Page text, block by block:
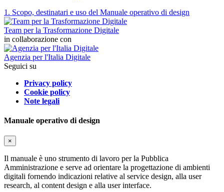
1. Scopo, destinatari e uso del Manuale operativo di design
Team per la Trasformazione Digitale
in collaborazione con
Agenzia per l'Italia Digitale
Seguici su
Privacy policy
Cookie policy
Note legali
Manuale operativo di design
×
Il manuale è uno strumento di lavoro per la Pubblica
Amministrazione e serve ad orientare la progettazione di ambienti
digitali fornendo indicazioni relative al service design, alla user
research, al content design e alla user interface.